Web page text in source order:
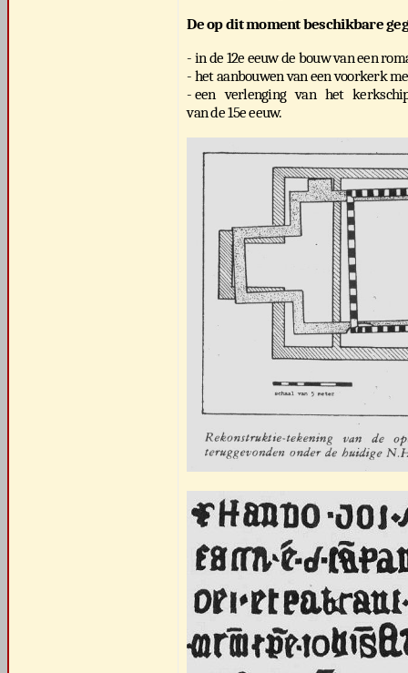
De op dit moment beschikbare
- in de 12e eeuw de bouw van een
- het aanbouwen van een voorkerk
- een verlenging van het
van de 15e eeuw.